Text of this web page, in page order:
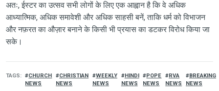
अतः, ईस्टर का उत्सव सभी लोगों के लिए एक आह्वान है कि वे अधिक
आध्यात्मिक, अधिक समावेशी और अधिक साहसी बनें, ताकि धर्म को विभाजन
और नफ़रत का औज़ार बनाने के किसी भी प्रयास का डटकर विरोध किया जा
सके।
TAGS
CHURCH
NEWS
CHRISTIAN
NEWS
WEEKLY
NEWS
HINDI
NEWS
POPE
NEWS
RVA
NEWS
BREAKING
NEWS